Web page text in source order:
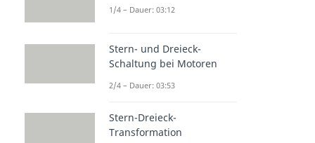
1/4 – Dauer: 03:12
Stern- und Dreieck-
Schaltung bei Motoren
2/4 – Dauer: 03:53
Stern-Dreieck-
Transformation